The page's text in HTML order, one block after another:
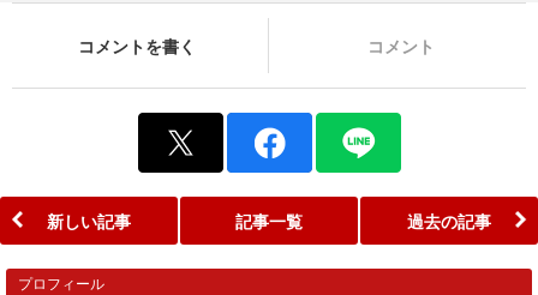
コメントを書く コメント
新しい記事 記事一覧 過去の記事
プロフィール